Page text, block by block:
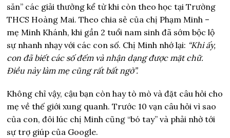
săn” các giải thưởng kể từ khi còn theo học tại Trường
THCS Hoàng Mai. Theo chia sẻ của chị Phạm Minh –
mẹ Minh Khánh, khi gần 2 tuổi nam sinh đã sớm bộc lộ
sự nhanh nhạy với các con số. Chị Minh nhớ lại: “Khi ấy,
con đã biết các số đếm và nhận dạng được mặt chữ.
Điều này làm mẹ cũng rất bất ngờ”.
Không chỉ vậy, cậu bạn còn hay tò mò và đặt câu hỏi cho
mẹ về thế giới xung quanh. Trước 10 vạn câu hỏi vì sao
của con, đôi lúc chị Minh cũng “bó tay” và phải nhờ tới
sự trợ giúp của Google.